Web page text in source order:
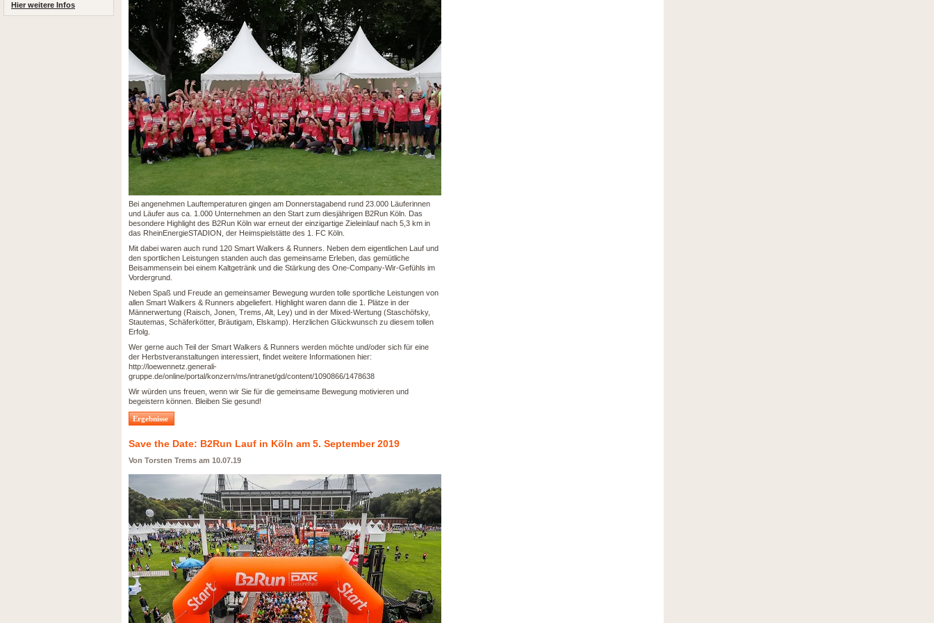
Hier weitere Infos
Bei angenehmen Lauftemperaturen gingen am Donnerstagabend rund 23.000 Läuferinnen
und Läufer aus ca. 1.000 Unternehmen an den Start zum diesjährigen B2Run Köln. Das
besondere Highlight des B2Run Köln war erneut der einzigartige Zieleinlauf nach 5,3 km in
das RheinEnergieSTADION, der Heimspielstätte des 1. FC Köln.
Mit dabei waren auch rund 120 Smart Walkers & Runners. Neben dem eigentlichen Lauf und
den sportlichen Leistungen standen auch das gemeinsame Erleben, das gemütliche
Beisammensein bei einem Kaltgetränk und die Stärkung des One-Company-Wir-Gefühls im
Vordergrund.
Neben Spaß und Freude an gemeinsamer Bewegung wurden tolle sportliche Leistungen von
allen Smart Walkers & Runners abgeliefert. Highlight waren dann die 1. Plätze in der
Männerwertung (Raisch, Jonen, Trems, Alt, Ley) und in der Mixed-Wertung (Staschöfsky,
Stautemas, Schäferkötter, Bräutigam, Elskamp). Herzlichen Glückwunsch zu diesem tollen
Erfolg.
Wer gerne auch Teil der Smart Walkers & Runners werden möchte und/oder sich für eine
der Herbstveranstaltungen interessiert, findet weitere Informationen hier:
http://loewennetz.generali-
gruppe.de/online/portal/konzern/ms/intranet/gd/content/1090866/1478638
Wir würden uns freuen, wenn wir Sie für die gemeinsame Bewegung motivieren und
begeistern können. Bleiben Sie gesund!
Ergebnisse
Save the Date: B2Run Lauf in Köln am 5. September 2019
Von Torsten Trems am 10.07.19